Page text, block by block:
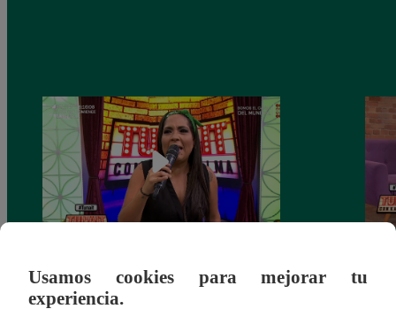
del 2018
Usamos cookies para mejorar tu
experiencia.